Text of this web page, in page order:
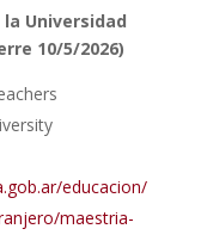
Universidad
10/5/2026)
educacion/
maestria-